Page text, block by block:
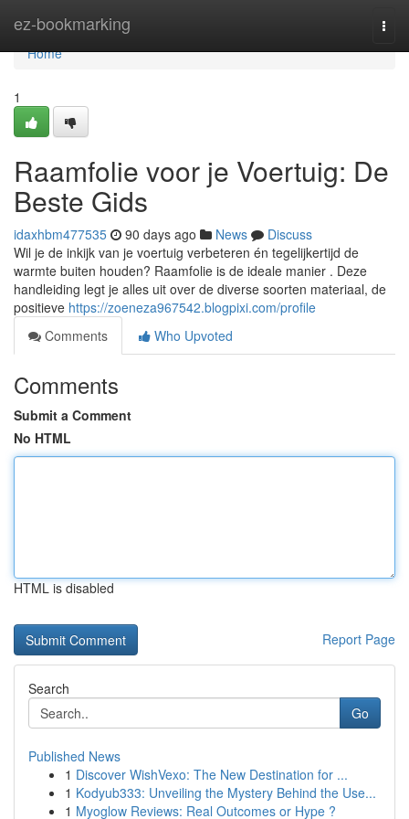
ez-bookmarking
Home
Home
1
Raamfolie voor je Voertuig: De
Beste Gids
idaxhbm477535 90 days ago News
Discuss
Wil je de inkijk van je voertuig verbeteren én tegelijkertijd de
warmte buiten houden? Raamfolie is de ideale manier . Deze
handleiding legt je alles uit over de diverse soorten materiaal, de
positieve https://zoeneza967542.blogpixi.com/profile
Comments
Who Upvoted
Comments
Submit a Comment
No HTML
HTML is disabled
Report Page
Search
Go
Published News
1 Discover WishVexo: The New Destination for ...
1 Kodyub333: Unveiling the Mystery Behind the Use...
1 Myoglow Reviews: Real Outcomes or Hype ?